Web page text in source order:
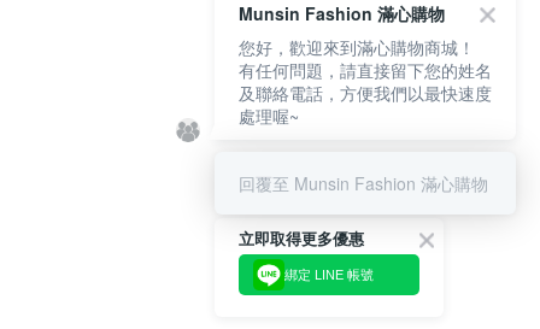
立即取得更多優惠
綁定 LINE 帳號
Munsin Fashion 滿心購物
您好，歡迎來到滿心購物商城！
有任何問題，請直接留下您的姓名
及聯絡電話，方便我們以最快速度
處理喔~
回覆至 Munsin Fashion 滿心購物